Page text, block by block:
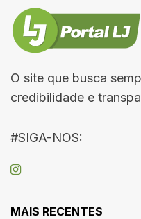
O site que busca
credibilidade e
#SIGA-NOS:
MAIS RECENTES